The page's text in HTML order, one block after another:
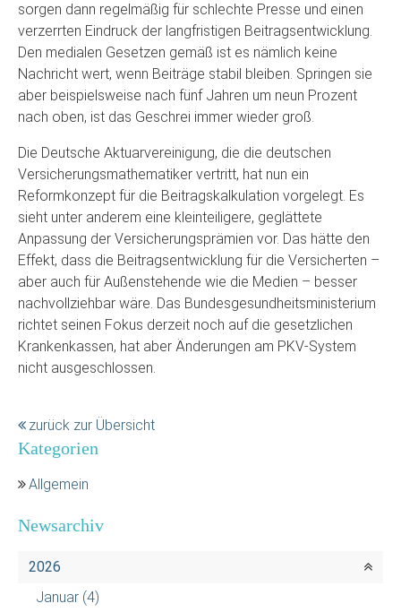
sorgen dann regelmäßig für schlechte Presse und einen
verzerrten Eindruck der langfristigen Beitragsentwicklung.
Den medialen Gesetzen gemäß ist es nämlich keine
Nachricht wert, wenn Beiträge stabil bleiben. Springen sie
aber beispielsweise nach fünf Jahren um neun Prozent
nach oben, ist das Geschrei immer wieder groß.
Die Deutsche Aktuarvereinigung, die die deutschen
Versicherungsmathematiker vertritt, hat nun ein
Reformkonzept für die Beitragskalkulation vorgelegt. Es
sieht unter anderem eine kleinteiligere, geglättete
Anpassung der Versicherungsprämien vor. Das hätte den
Effekt, dass die Beitragsentwicklung für die Versicherten –
aber auch für Außenstehende wie die Medien – besser
nachvollziehbar wäre. Das Bundesgesundheitsministerium
richtet seinen Fokus derzeit noch auf die gesetzlichen
Krankenkassen, hat aber Änderungen am PKV-System
nicht ausgeschlossen.
zurück zur Übersicht
Kategorien
Allgemein
Newsarchiv
2026
Januar (4)